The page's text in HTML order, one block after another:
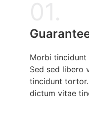
Morbi tincidunt
Sed sed libero
tincidunt
dictum vitae